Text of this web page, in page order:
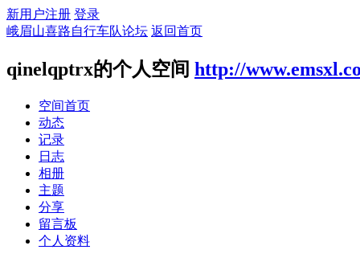
新用户注册 登录
峨眉山喜路自行车队论坛 返回首页
qinelqptrx的个人空间 http://
空间首页
动态
记录
日志
相册
主题
分享
留言板
个人资料